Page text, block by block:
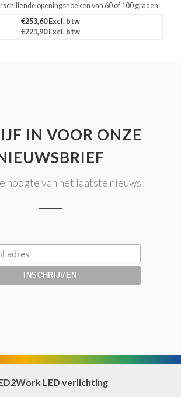
openingshoeken van 60 of 100 graden.
€253,60 Excl. btw
€221,90 Excl. btw
IN VOOR ONZE
hoogte van het laatste nieuws
LED verlichting